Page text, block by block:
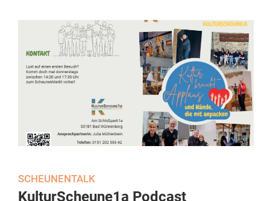
SCHEUNENTALK
KulturScheune1a Podcast